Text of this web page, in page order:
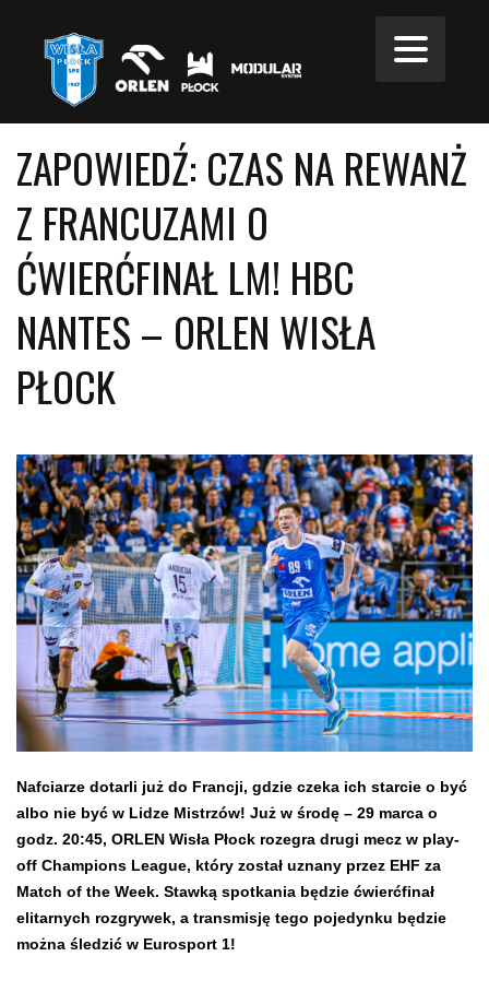
ZAPOWIEDŹ: CZAS NA REWANŻ
Z FRANCUZAMI O
ĆWIERĆFINAŁ LM! HBC
NANTES – ORLEN WISŁA
PŁOCK
Nafciarze dotarli już do Francji, gdzie czeka ich starcie o być
albo nie być w Lidze Mistrzów! Już w środę – 29 marca o
godz. 20:45, ORLEN Wisła Płock rozegra drugi mecz w play-
off Champions League, który został uznany przez EHF za
Match of the Week. Stawką spotkania będzie ćwierćfinał
elitarnych rozgrywek, a transmisję tego pojedynku będzie
można śledzić w Eurosport 1!